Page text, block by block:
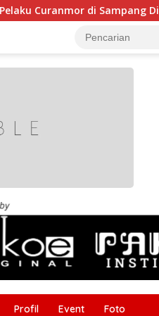
di Sampang Dibekuk Polisi
Profil Event Foto